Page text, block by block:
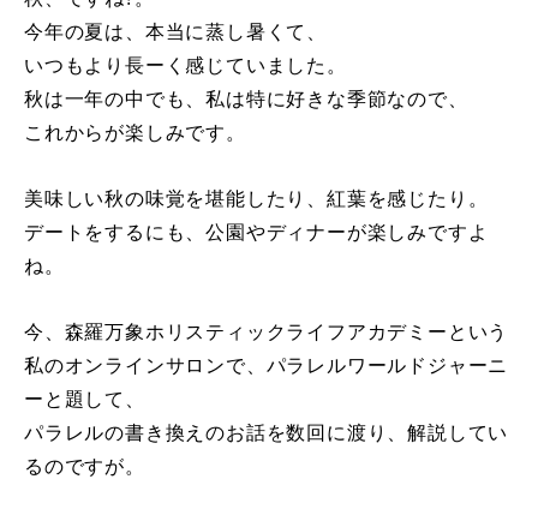
今年の夏は、本当に蒸し暑くて、
いつもより長ーく感じていました。
秋は一年の中でも、私は特に好きな季節なので、
これからが楽しみです。
美味しい秋の味覚を堪能したり、紅葉を感じたり。
デートをするにも、公園やディナーが楽しみですよ
ね。
今、森羅万象ホリスティックライフアカデミーという
私のオンラインサロンで、パラレルワールドジャーニ
ーと題して、
パラレルの書き換えのお話を数回に渡り、解説してい
るのですが。